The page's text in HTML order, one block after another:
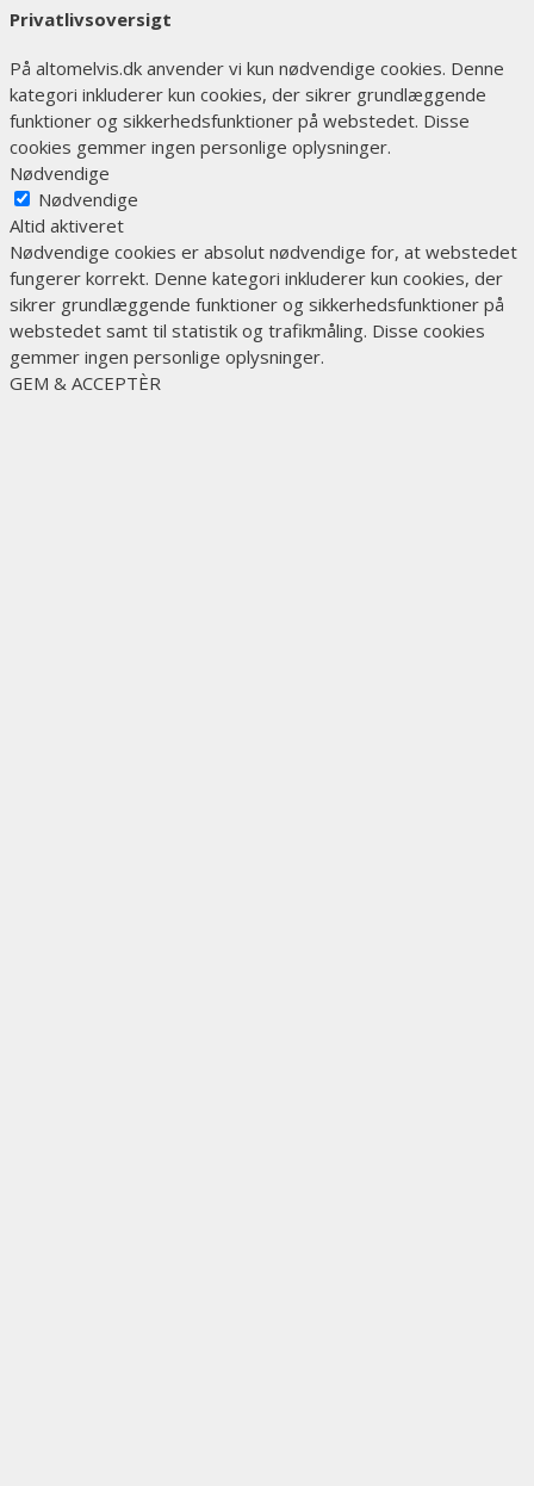
Privatlivsoversigt
På altomelvis.dk anvender vi kun nødvendige cookies. Denne
kategori inkluderer kun cookies, der sikrer grundlæggende
funktioner og sikkerhedsfunktioner på webstedet. Disse
cookies gemmer ingen personlige oplysninger.
Nødvendige
Nødvendige
Altid aktiveret
Nødvendige cookies er absolut nødvendige for, at webstedet
fungerer korrekt. Denne kategori inkluderer kun cookies, der
sikrer grundlæggende funktioner og sikkerhedsfunktioner på
webstedet samt til statistik og trafikmåling. Disse cookies
gemmer ingen personlige oplysninger.
GEM & ACCEPTÈR